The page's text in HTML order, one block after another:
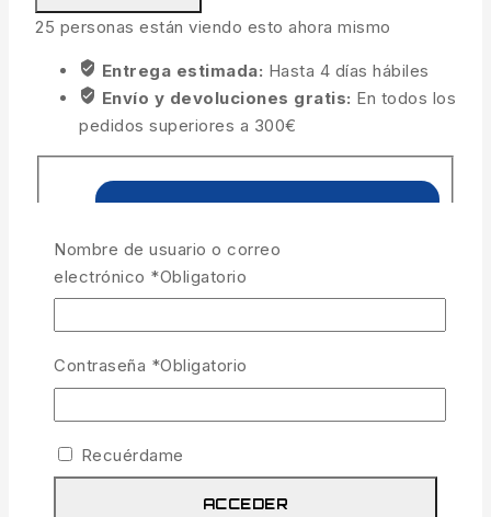
25 personas están viendo esto ahora mismo
Entrega estimada: Hasta 4 días hábiles
Envío y devoluciones gratis: En todos los
pedidos superiores a 300€
Nombre de usuario o correo
electrónico *Obligatorio
Contraseña *Obligatorio
Recuérdame
ACCEDER